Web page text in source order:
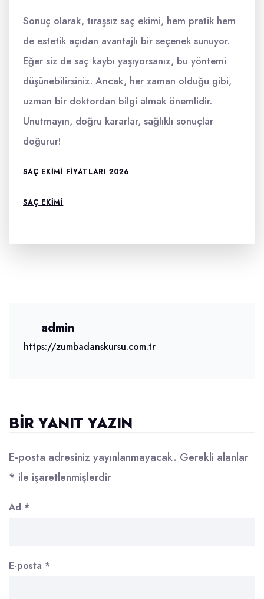
Sonuç olarak, tıraşsız saç ekimi, hem pratik hem
de estetik açıdan avantajlı bir seçenek sunuyor.
Eğer siz de saç kaybı yaşıyorsanız, bu yöntemi
düşünebilirsiniz. Ancak, her zaman olduğu gibi,
uzman bir doktordan bilgi almak önemlidir.
Unutmayın, doğru kararlar, sağlıklı sonuçlar
doğurur!
SAÇ EKIMI FIYATLARI 2026
SAÇ EKIMI
admin
https://zumbadanskursu.com.tr
BIR YANIT YAZIN
E-posta adresiniz yayınlanmayacak. Gerekli alanlar
* ile işaretlenmişlerdir
Ad *
E-posta *